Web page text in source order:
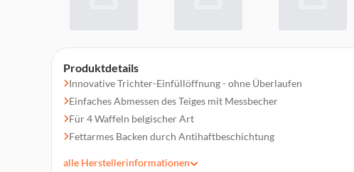
Produktdetails
Innovative Trichter-Einfüllöffnung - ohne Überlaufen
Einfaches Abmessen des Teiges mit Messbecher
Für 4 Waffeln belgischer Art
Fettarmes Backen durch Antihaftbeschichtung
alle Herstellerinformationen